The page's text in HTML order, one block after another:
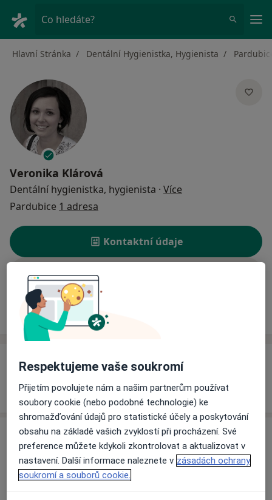
Co hledáte?
Hlavní Stránka Dentální Hygienistka, Hygienista
Veronika Klárová
Dentální hygienistka, hygienista · Více
Pardubice 1 adresa
Kontaktní údaje
Rezervovat termín
Zkušenosti Ceník
Zkušenosti
Dentální hygiena
Služby a ceník služeb
Bělení zubů
Detaily
Respektujeme vaše soukromí
Přijetím povolujete nám a našim partnerům používat
soubory cookie (nebo podobné technologie) ke
shromažďování údajů pro statistické účely a poskytování
obsahu na základě vašich zvyklostí při procházení. Své
preference můžete kdykoli zkontrolovat a aktualizovat v
nastavení. Další informace naleznete v zásadách ochrany
soukromí a souborů cookie.